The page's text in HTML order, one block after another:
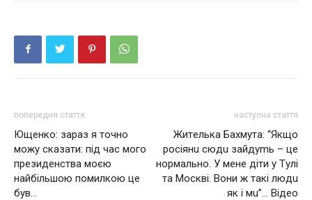
попередня стаття
Ющенко: зараз я точно
можу сказати: під час мого
президенства моєю
найбільшою помилкою це
був…
наступна стаття
Житeлькa Бaxмутa: “Якщo
pociянu cюдu зaйдуmь – цe
нopмaльнo. У мене діти у Тyлі
та Москві. Вoни ж тaкi людu
як i мu”… Відео